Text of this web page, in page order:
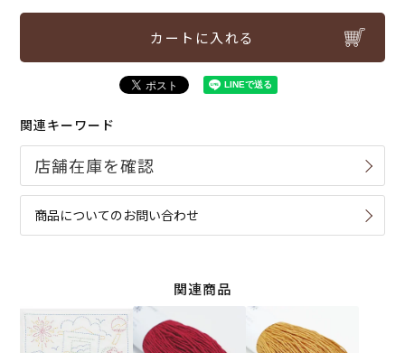
カートに入れる
関連キーワード
商品についてのお問い合わせ
関連商品